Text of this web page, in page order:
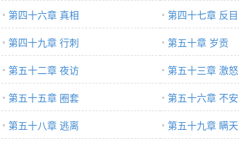
第四十六章 真相
第四十七章 反目
第四十九章 行刺
第五十章 岁贡
第五十二章 夜访
第五十三章 激怒
第五十五章 圈套
第五十六章 不安
第五十八章 逃离
第五十九章 瞒天